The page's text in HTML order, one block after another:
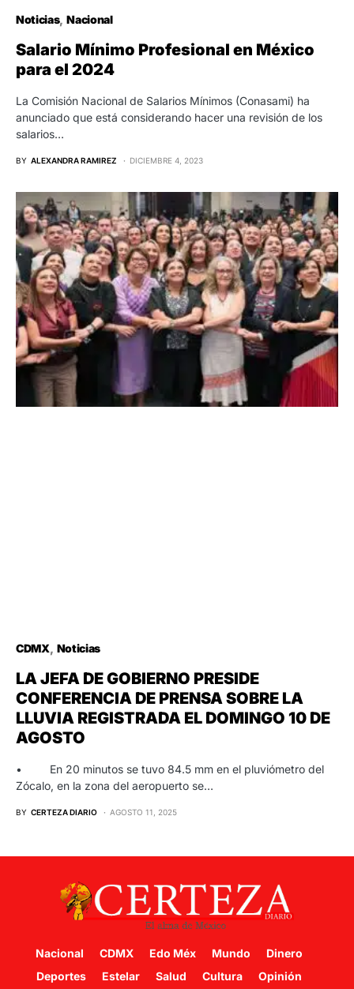
Noticias Nacional
Salario Mínimo Profesional en México
para el 2024
La Comisión Nacional de Salarios Mínimos (Conasami) ha
anunciado que está considerando hacer una revisión de los
salarios…
BY ALEXANDRA RAMIREZ DICIEMBRE 4, 2023
CDMX Noticias
LA JEFA DE GOBIERNO PRESIDE
CONFERENCIA DE PRENSA SOBRE LA
LLUVIA REGISTRADA EL DOMINGO 10 DE
AGOSTO
• En 20 minutos se tuvo 84.5 mm en el pluviómetro del
Zócalo, en la zona del aeropuerto se…
BY CERTEZA DIARIO AGOSTO 11, 2025
Nacional CDMX Edo Méx Mundo
Dinero
Deportes
Estelar Salud Cultura Opinión